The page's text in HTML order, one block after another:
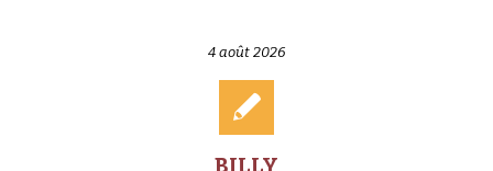
4 août 2026
BILLY